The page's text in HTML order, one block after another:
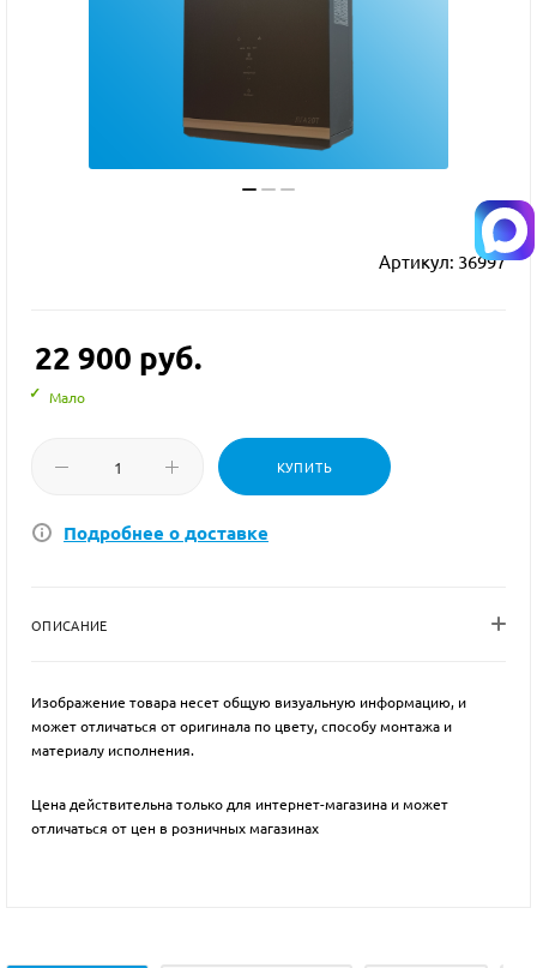
Артикул: 36997
22 900 руб.
Мало
КУПИТЬ
Подробнее о доставке
ОПИСАНИЕ
Изображение товара несет общую визуальную информацию, и
может отличаться от оригинала по цвету, способу монтажа и
материалу исполнения.
Цена действительна только для интернет-магазина и может
отличаться от цен в розничных магазинах